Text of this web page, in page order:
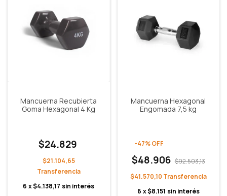
Mancuerna Recubierta
Goma Hexagonal 4 Kg
$24.829
$21.104,65
6 x$4.138,17 sin interés
Mancuerna Hexagonal
Engomada 7,5 kg
-47%OFF
$48.906 $92.503,13
$41.570,10
6 x$8.151 sin interés